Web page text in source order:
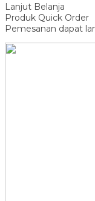
Lanjut Belanja
Produk Quick Order
Pemesanan dapat